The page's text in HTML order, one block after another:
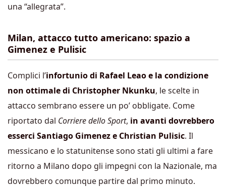
una “allegrata”.
Milan, attacco tutto americano: spazio a
Gimenez e Pulisic
Complici l’infortunio di Rafael Leao e la condizione
non ottimale di Christopher Nkunku, le scelte in
attacco sembrano essere un po’ obbligate. Come
riportato dal Corriere dello Sport, in avanti dovrebbero
esserci Santiago Gimenez e Christian Pulisic. Il
messicano e lo statunitense sono stati gli ultimi a fare
ritorno a Milano dopo gli impegni con la Nazionale, ma
dovrebbero comunque partire dal primo minuto.